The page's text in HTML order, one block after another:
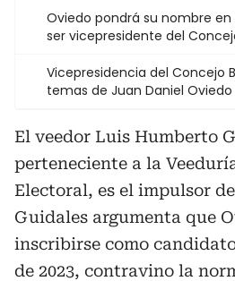
Oviedo pondrá su nombre
ser vicepresidente del
Vicepresidencia del Concejo
temas de Juan Daniel Oviedo
El veedor Luis Humberto
perteneciente a la
Electoral, es el impulsor
Guidales argumenta que
inscribirse como
de 2023, contravino la